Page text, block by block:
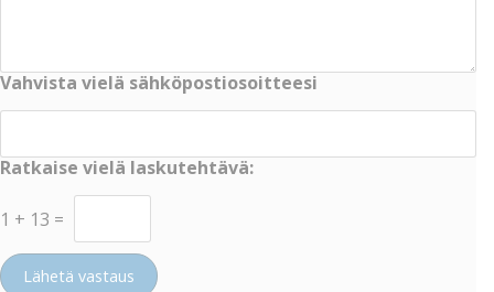
Vahvista vielä sähköpostiosoitteesi
Ratkaise vielä laskutehtävä:
1 + 13 =
Lähetä vastaus